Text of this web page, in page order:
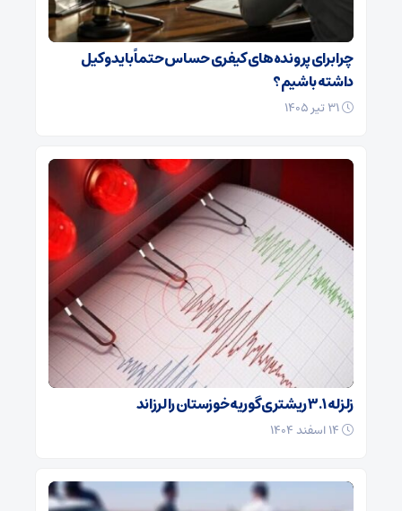
چرا برای پرونده‌های کیفری حساس حتماً باید وکیل
داشته باشیم؟
زلزله ۳.۱ ریشتری گوریه خوزستان را لرزاند